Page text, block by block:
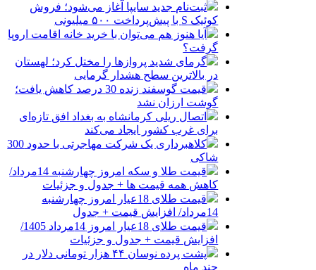
ثبت‌نام جدید سایپا آغاز می‌شود؛ فروش
کوئیک S با پیش‌پرداخت ۵۰۰ میلیونی
آیا هنوز هم می‌توان با خرید خانه اقامت اروپا
گرفت؟
گرمای شدید پروازها را مختل کرد؛ لهستان
در بالاترین سطح هشدار گرمایی
قیمت گوسفند زنده 30 درصد کاهش یافت؛
گوشت ارزان نشد
اتصال ریلی کرمانشاه به بغداد افق تازه‌ای
برای غرب کشور ایجاد می‌کند
کلاهبرداری یک شرکت مهاجرتی با حدود 300
شاکی
قیمت طلا و سکه امروز چهارشنبه 14مرداد/
کاهش همه قیمت ها + جدول و جزئیات
قیمت طلای 18عیار امروز چهارشنبه
14مرداد/ افزایش قیمت + جدول
قیمت طلای 18عیار امروز 14مرداد 1405/
افزایش قیمت + جدول و جزئیات
پشت پرده نوسان ۴۴ هزار تومانی دلار در
چند ماه